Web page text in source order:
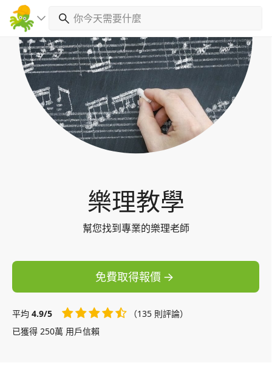
樂理教學
幫您找到專業的樂理老師
免費取得報價
平均 4.9/5
（135 則評論）
已獲得 250萬 用戶信賴